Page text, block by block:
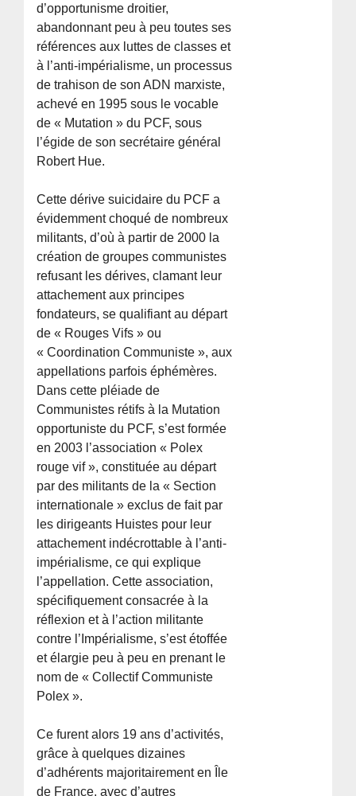
d’opportunisme droitier,
abandonnant peu à peu toutes ses
références aux luttes de classes et
à l’anti-impérialisme, un processus
de trahison de son ADN marxiste,
achevé en 1995 sous le vocable
de « Mutation » du PCF, sous
l’égide de son secrétaire général
Robert Hue.
Cette dérive suicidaire du PCF a
évidemment choqué de nombreux
militants, d’où à partir de 2000 la
création de groupes communistes
refusant les dérives, clamant leur
attachement aux principes
fondateurs, se qualifiant au départ
de « Rouges Vifs » ou
« Coordination Communiste », aux
appellations parfois éphémères.
Dans cette pléiade de
Communistes rétifs à la Mutation
opportuniste du PCF, s’est formée
en 2003 l’association « Polex
rouge vif », constituée au départ
par des militants de la « Section
internationale » exclus de fait par
les dirigeants Huistes pour leur
attachement indécrottable à l’anti-
impérialisme, ce qui explique
l’appellation. Cette association,
spécifiquement consacrée à la
réflexion et à l’action militante
contre l’Impérialisme, s’est étoffée
et élargie peu à peu en prenant le
nom de « Collectif Communiste
Polex ».
Ce furent alors 19 ans d’activités,
grâce à quelques dizaines
d’adhérents majoritairement en Île
de France, avec d’autres